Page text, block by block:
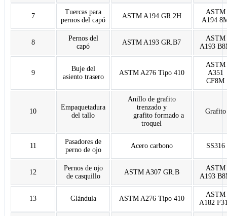
7
Tuercas para
pernos del capó
ASTM A194 GR.2H
ASTM
A194
8
Pernos del
capó
ASTM A193 GR.B7
ASTM
A193
9
Buje del
asiento trasero
ASTM A276 Tipo 410
ASTM
A351
CF8M
10
Empaquetadura
del tallo
Anillo de grafito
trenzado y
grafito formado a
troquel
Grafito
11
Pasadores de
perno de ojo
Acero carbono SS316
12
Pernos de ojo
de casquillo
ASTM A307 GR.B
ASTM
A193
13 Glándula ASTM A276 Tipo 410
ASTM
A182